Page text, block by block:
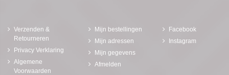
Verzenden &
Retourneren
Privacy Verklaring
Algemene
Voorwaarden
Mijn bestellingen
Mijn adressen
Mijn gegevens
Afmelden
Facebook
Instagram